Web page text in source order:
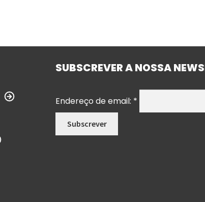
SUBSCREVER A NOSSA
Endereço de email: *